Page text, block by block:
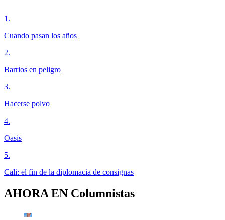
1 .
Cuando pasan los años
2.
Barrios en peligro
3.
Hacerse polvo
4.
Oasis
5.
Cali: el fin de la diplomacia de consignas
AHORA EN Columnistas